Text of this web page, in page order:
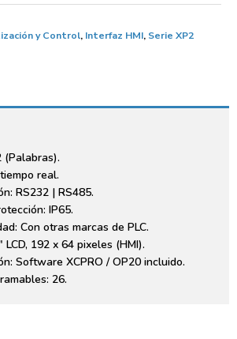
y Control, Interfaz HMI, Serie XP2
(Palabras).
real.
RS232 | RS485.
IP65.
Con otras marcas de PLC.
LCD, 192 x 64 pixeles (HMI).
Software XCPRO / OP20 incluido.
26.